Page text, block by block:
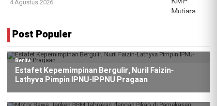
4 Agustus 2026
Post Populer
Berita
Estafet Kepemimpinan Bergulir, Nuril Faizin-
Lathyva Pimpin IPNU-IPPNU Pragaan